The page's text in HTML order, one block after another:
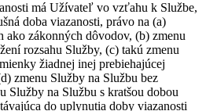
má Užívateľ vo vzťahu k Službe,
doba viazanosti, právo na (a)
zákonných dôvodov, (b) zmenu
rozsahu Služby, (c) takú zmenu
žiadnej inej prebiehajúcej
zmenu Služby na Službu bez
Služby na Službu s kratšou dobou
do uplynutia doby viazanosti